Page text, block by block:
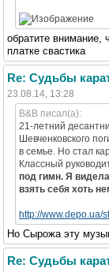
обратите внимание,
платке свастика
Re: Судьбы
23.08.14, 13:28
B&B писал(а):
21-летний
Шевченковского
в семье. Но стал
Классный
под гимн. Я
взять себя хоть
http://www.depo.ua/
Но Сырожа эту
Re: Судьбы